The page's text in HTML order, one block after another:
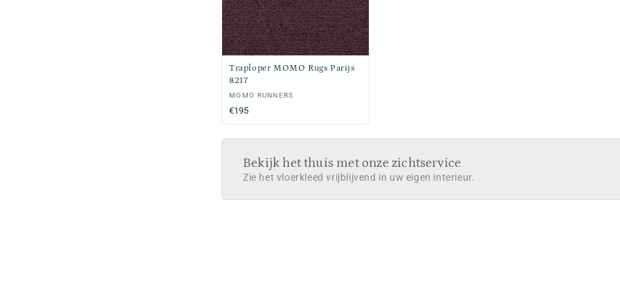
Traploper MOMO Rugs Parijs
8217
Verkoper:
MOMO RUNNERS
Normale
prijs
€195
Bekijk het thuis met onze zichtservice
Zie het vloerkleed vrijblijvend in uw eigen interieur.